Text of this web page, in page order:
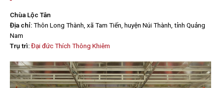
Chùa Lộc Tân
Địa chỉ:Thôn Long Thành, xã Tam Tiến, huyện Núi Thành, tỉnh Quảng
Nam
Trụ trì:Đại đức Thích Thông Khiêm